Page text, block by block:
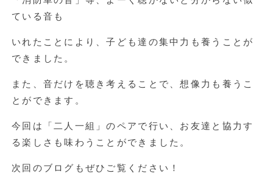
ている音も
いれたことにより、子ども達の集中力も養うことが
できました。
また、音だけを聴き考えることで、想像力も養うこ
とができます。
今回は「二人一組」のペアで行い、お友達と協力す
る楽しさも味わうことができました。
次回のブログもぜひご覧ください！